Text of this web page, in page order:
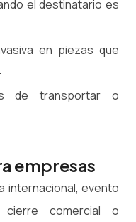
el destinatario es
en piezas que
de transportar o
empresas
internacional, evento
cierre comercial o